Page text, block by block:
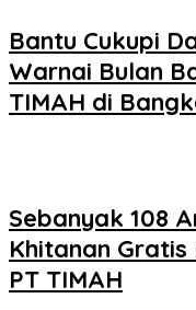
Bantu Cukupi
Warnai Bulan
TIMAH di
Sebanyak 108
Khitanan
PT TIMAH